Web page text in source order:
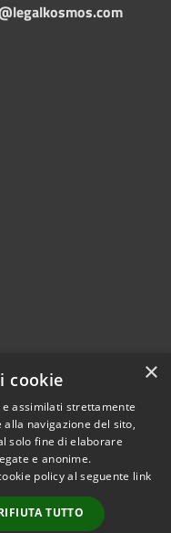
Copyright © 2024 •
Comune di Montecalvo
Irpino • Powered by
×
cookie
assimilati strettamente
navigazione del sito,
solo fine di elaborare
e anonime.
policy al seguente link
TUTTO